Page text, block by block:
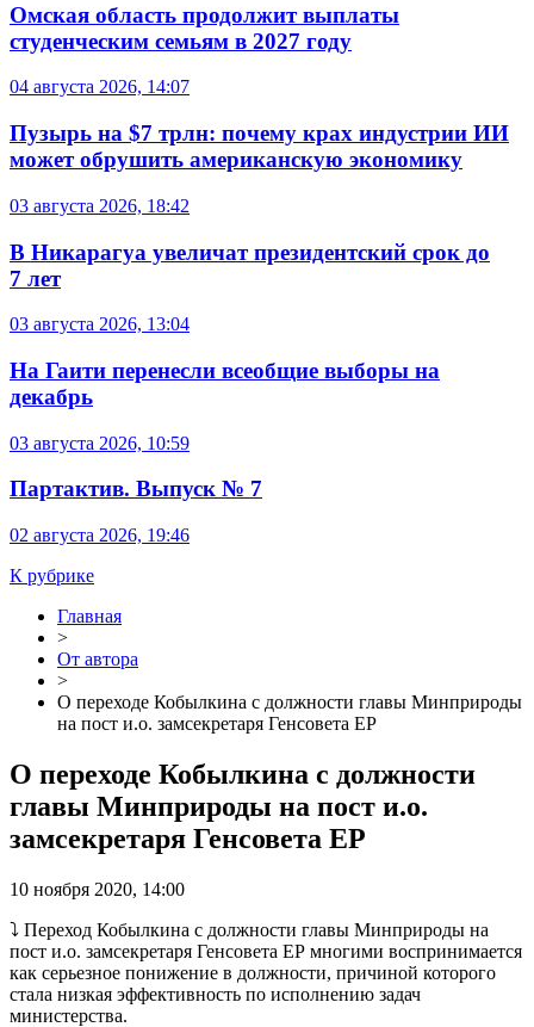
Омская область продолжит выплаты
студенческим семьям в 2027 году
04 августа 2026, 14:07
Пузырь на $7 трлн: почему крах индустрии ИИ
может обрушить американскую экономику
03 августа 2026, 18:42
В Никарагуа увеличат президентский срок до
7 лет
03 августа 2026, 13:04
На Гаити перенесли всеобщие выборы на
декабрь
03 августа 2026, 10:59
Партактив. Выпуск № 7
02 августа 2026, 19:46
К рубрике
Главная
>
От автора
>
О переходе Кобылкина с должности главы Минприроды
на пост и.о. замсекретаря Генсовета ЕР
О переходе Кобылкина с должности
главы Минприроды на пост и.о.
замсекретаря Генсовета ЕР
10 ноября 2020, 14:00
⤵️ Переход Кобылкина с должности главы Минприроды на
пост и.о. замсекретаря Генсовета ЕР многими воспринимается
как серьезное понижение в должности, причиной которого
стала низкая эффективность по исполнению задач
министерства.